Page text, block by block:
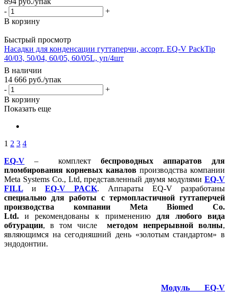
-
+
В корзину
Быстрый просмотр
Насадки для конденсации гуттаперчи, ассорт. EQ-V PackTip
40/03, 50/04, 60/05, 60/05L, уп/4шт
В наличии
14 666 руб./упак
-
+
В корзину
Показать еще
1 2 3 4
EQ-V – комплект беспроводных аппаратов для
пломбирования корневых каналов производства компании
Meta Systems Co., Ltd, представленный двумя модулями EQ-V
FILL
и EQ-V PACK. Аппараты EQ-V разработаны
специально для работы с термопластичной гуттаперчей
производства компании Meta Biomed Co.
Ltd.и рекомендованы к применению для любого вида
обтурации, в том числеметодом непрерывной волны,
являющимся на сегодняшний день «золотым стандартом» в
эндодонтии.
Модуль EQ-V